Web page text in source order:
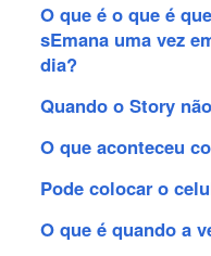
O que é o que é
sEmana uma vez
dia?
Quando o Story
O que aconteceu
Pode colocar o
O que é quando a